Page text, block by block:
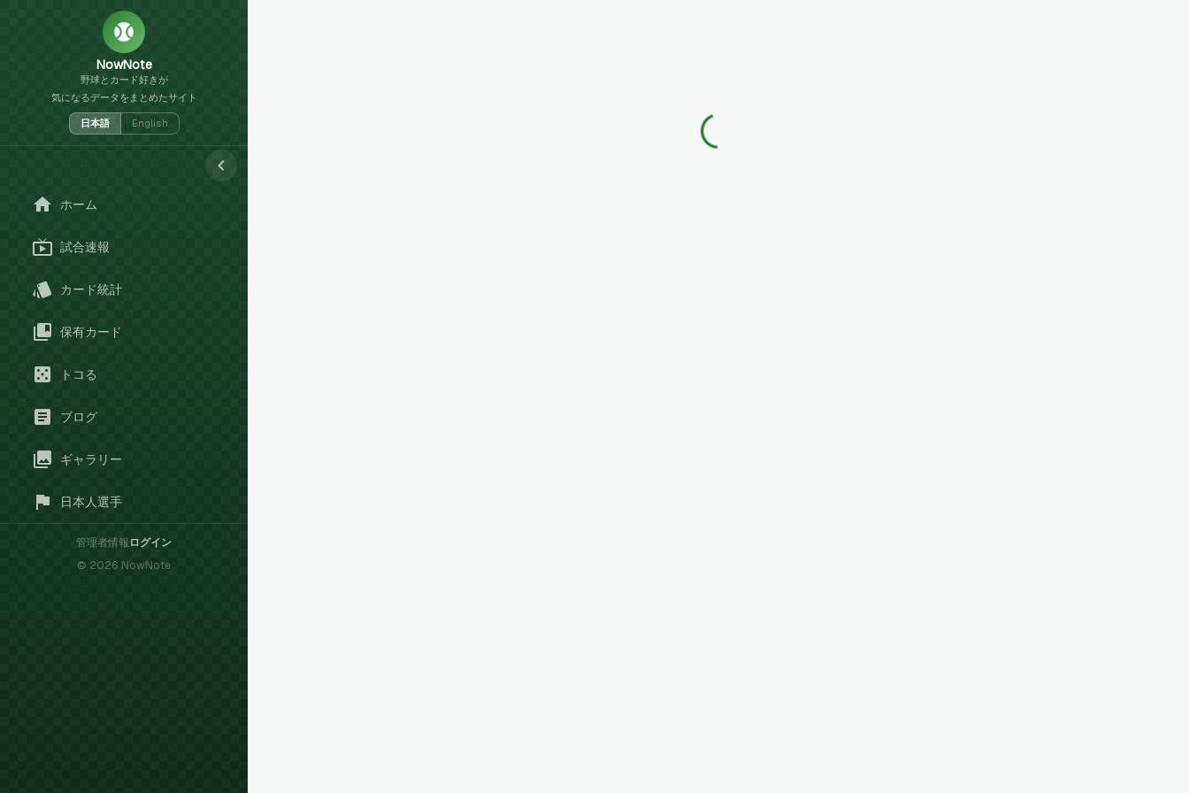
NowNote
野球とカード好きが
気になるデータをまとめたサイト
日本語 English
ホーム
試合速報
カード統計
保有カード
トコる
ブログ
ギャラリー
日本人選手
管理者情報 ログイン
© 2026 NowNote